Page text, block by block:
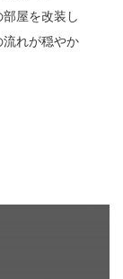
屋を改装し
れが穏やか